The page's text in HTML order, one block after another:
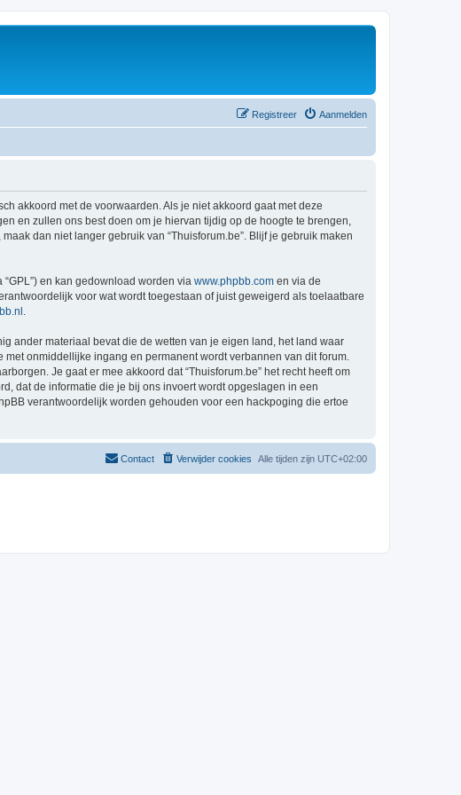
Aanmelden
Registreer
akkoord met de voorwaarden. Als je niet akkoord gaat met deze
en zullen ons best doen om je hiervan tijdig op de hoogte te brengen,
dan niet langer gebruik van “Thuisforum.be”. Blijf je gebruik maken
“GPL”) en kan gedownload worden via www.phpbb.com en via de
voor wat wordt toegestaan of juist geweigerd als toelaatbare
ander materiaal bevat die de wetten van je eigen land, het land waar
onmiddellijke ingang en permanent wordt verbannen van dit forum.
Je gaat er mee akkoord dat “Thuisforum.be” het recht heeft om
dat de informatie die je bij ons invoert wordt opgeslagen in een
verantwoordelijk worden gehouden voor een hackpoging die ertoe
Alle tijden zijn UTC+02:00
Verwijder cookies
Contact